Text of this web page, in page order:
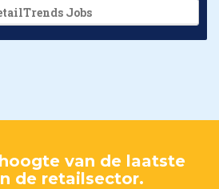
Jobs
van de laatste
de retailsector.